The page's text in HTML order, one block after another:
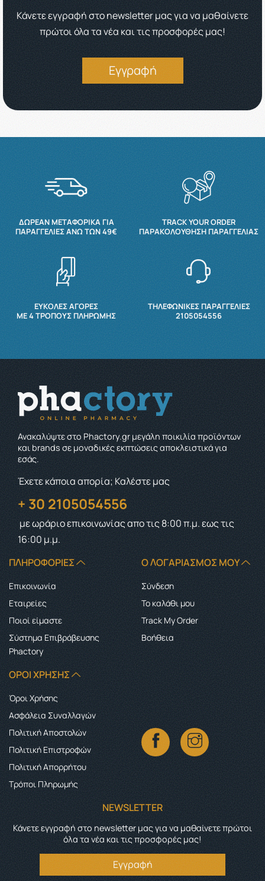
Κάνετε εγγραφή στο newsletter μας για να μαθαίνετε
πρώτοι όλα τα νέα και τις προσφορές μας!
Εγγραφή
ΔΩΡΕΆΝ ΜΕΤΑΦΟΡΙΚΆ ΓΙΑ
ΠΑΡΑΓΓΕΛΊΕΣ ΆΝΩ ΤΩΝ 49€
TRACK YOUR ORDER
ΠΑΡΑΚΟΛΟΎΘΗΣΗ ΠΑΡΑΓΓΕΛΊΑΣ
ΕΥΚΟΛΕΣ ΑΓΟΡΕΣ
ΜΕ 4 ΤΡΌΠΟΥΣ ΠΛΗΡΩΜΉΣ
ΤΗΛΕΦΩΝΙΚΕΣ ΠΑΡΑΓΓΕΛΙΕΣ
2105054556
Ανακαλύψτε στο Phactory.gr μεγάλη ποικιλία προϊόντων
και brands σε μοναδικές εκπτώσεις αποκλειστικά για
εσάς.
Έχετε κάποια απορία; Καλέστε μας
+ 30 2105054556
με ωράριο επικοινωνίαςαπο τις 8:00 π.μ. εως τις
16:00 μ.μ.
ΠΛΗΡΟΦΟΡΊΕΣ
Επικοινωνία
Εταιρείες
Ποιοί είμαστε
Σύστημα Επιβράβευσης
Phactory
Ο ΛΟΓΑΡΙΑΣΜΌΣ ΜΟΥ
Σύνδεση
Το καλάθι μου
Track My Order
Boήθεια
ΌΡΟΙ ΧΡΉΣΗΣ
Όροι Χρήσης
Ασφάλεια Συναλλαγών
Πολιτική Αποστολών
Πολιτική Επιστροφών
Πολιτική Απορρήτου
Τρόποι Πληρωμής
NEWSLETTER
Κάνετε εγγραφή στο newsletter μας για να μαθαίνετε πρώτοι
όλα τα νέα και τις προσφορές μας!
Εγγραφή